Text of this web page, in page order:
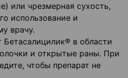
или чрезмерная сухость,
использование и
врачу.
Бетасалицилик® в области
и открытые раны. При
чтобы препарат не